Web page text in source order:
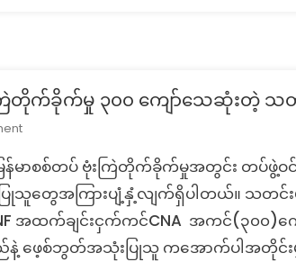
ကြဲတိုက်ခိုက်မှု ၃၀၀ ကျော်သေဆုံးတဲ့ သတ
On
Check:
CNF/
CNA
ဌာ
ချုပ်
န်မာစစ်တပ် ဗုံးကြဲတိုက်ခိုက်မှုအတွင်း တပ်ဖွဲ့ဝင်
ေအကြားပျံ့နှံ့လျက်ရှိပါတယ်။ သတင်းမှ
အထက်ချင်းငှက်ကင်CNA အကင်(၃၀၀)ကျ
နဲ့ ဖေ့စ်ဘွတ်အသုံးပြုသူ ကအောက်ပါအတိုင်း